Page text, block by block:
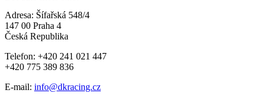
Adresa: Šífařská 548/4
147 00 Praha 4
Česká Republika
Telefon: +420 241 021 447
+420 775 389 836
E-mail: info@dkracing.cz